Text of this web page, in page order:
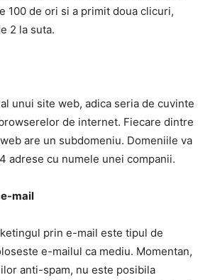
100 de ori si a primit doua clicuri,
2 la suta.
unui site web, adica seria de cuvinte
de internet. Fiecare dintre
are un subdomeniu. Domeniile va
adrese cu numele unei companii.
mail
prin e-mail este tipul de
e-mailul ca mediu. Momentan,
anti-spam, nu este posibila